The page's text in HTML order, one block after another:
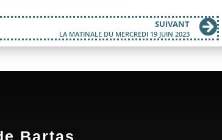
SUIVANT
LA MATINALE DU MERCREDI 19 JUIN 2023
Bartas